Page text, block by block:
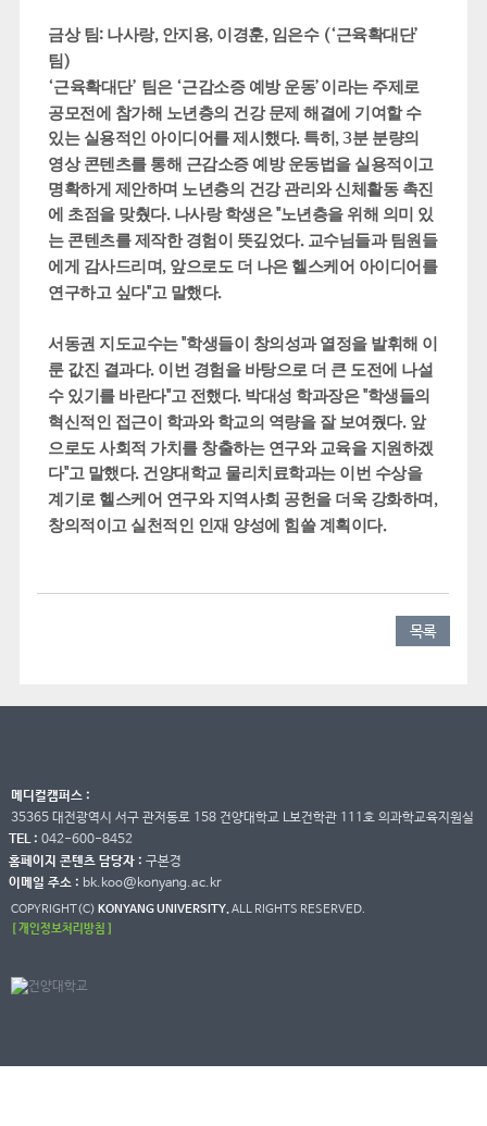
금상 팀: 나사랑, 안지용, 이경훈, 임은수 (‘근육확대단’
팀 )
‘근육확대단’ 팀은 ‘근감소증 예방 운동’이라는 주제로
공모전에 참가해 노년층의 건강 문제 해결에 기여할 수
있는 실용적인 아이디어를 제시했다. 특히 , 3분 분량의
영상 콘텐츠를 통해 근감소증 예방 운동법을 실용적이고
명확하게 제안하며 노년층의 건강 관리와 신체활동 촉진
에 초점을 맞췄다. 나사랑 학생은"노년층을 위해 의미 있
는 콘텐츠를 제작한 경험이 뜻깊었다. 교수님들과 팀원들
에게 감사드리며, 앞으로도 더 나은 헬스케어 아이디어를
연구하고 싶다"고 말했다.
서동권 지도교수는"학생들이 창의성과 열정을 발휘해 이
룬 값진 결과다. 이번 경험을 바탕으로 더 큰 도전에 나설
수 있기를 바란다"고 전했다. 박대성 학과장은"학생들의
혁신적인 접근이 학과와 학교의 역량을 잘 보여줬다. 앞
으로도 사회적 가치를 창출하는 연구와 교육을 지원하겠
다"고 말했다. 건양대학교 물리치료학과는 이번 수상을
계기로 헬스케어 연구와 지역사회 공헌을 더욱 강화하며 ,
창의적이고 실천적인 인재 양성에 힘쓸 계획이다.
목록
메디컬캠퍼스 :
35365 대전광역시 서구 관저동로 158 건양대학교 L보건학관 111호 의과학교육지원실
TEL : 042-600-8452
홈페이지 콘텐츠 담당자 : 구본경
이메일 주소 : bk.koo@konyang.ac.kr
COPYRIGHT(C) KONYANG UNIVERSITY.ALL RIGHTS RESERVED.
[ 개인정보처리방침 ]